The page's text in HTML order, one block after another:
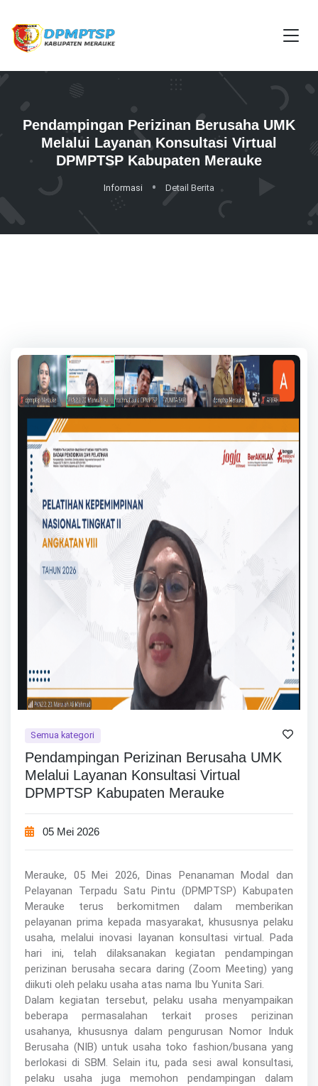
Pendampingan Perizinan Berusaha UMK
Melalui Layanan Konsultasi Virtual
DPMPTSP Kabupaten Merauke
Informasi Detail Berita
Semua kategori
Pendampingan Perizinan Berusaha UMK
Melalui Layanan Konsultasi Virtual
DPMPTSP Kabupaten Merauke
05 Mei 2026
Merauke, 05 Mei 2026, Dinas Penanaman Modal dan
Pelayanan Terpadu Satu Pintu (DPMPTSP) Kabupaten
Merauke terus berkomitmen dalam memberikan
pelayanan prima kepada masyarakat, khususnya pelaku
usaha, melalui inovasi layanan konsultasi virtual. Pada
hari ini, telah dilaksanakan kegiatan pendampingan
perizinan berusaha secara daring (Zoom Meeting) yang
diikuti oleh pelaku usaha atas nama Ibu Yunita Sari.
Dalam kegiatan tersebut, pelaku usaha menyampaikan
beberapa permasalahan terkait proses perizinan
usahanya, khususnya dalam pengurusan Nomor Induk
Berusaha (NIB) untuk usaha toko fashion/busana yang
berlokasi di SBM. Selain itu, pada sesi awal konsultasi,
pelaku usaha juga memohon pendampingan dalam